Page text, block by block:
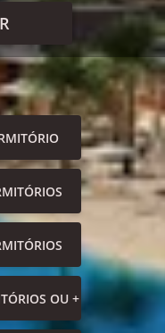
OU +